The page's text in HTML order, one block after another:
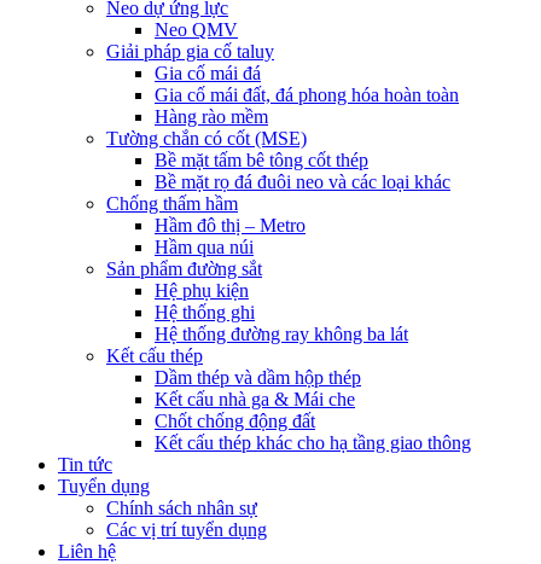
Neo dự ứng lực
Neo QMV
Giải pháp gia cố taluy
Gia cố mái đá
Gia cố mái đất, đá phong hóa hoàn toàn
Hàng rào mềm
Tường chắn có cốt (MSE)
Bề mặt tấm bê tông cốt thép
Bề mặt rọ đá đuôi neo và các loại khác
Chống thấm hầm
Hầm đô thị – Metro
Hầm qua núi
Sản phẩm đường sắt
Hệ phụ kiện
Hệ thống ghi
Hệ thống đường ray không ba lát
Kết cấu thép
Dầm thép và dầm hộp thép
Kết cấu nhà ga & Mái che
Chốt chống động đất
Kết cấu thép khác cho hạ tầng giao thông
Tin tức
Tuyển dụng
Chính sách nhân sự
Các vị trí tuyển dụng
Liên hệ